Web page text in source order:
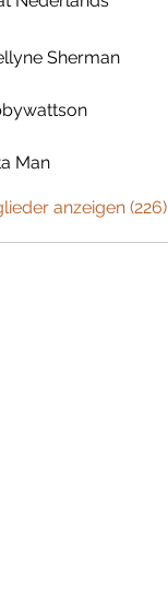
Sherman
Man
anzeigen (226)